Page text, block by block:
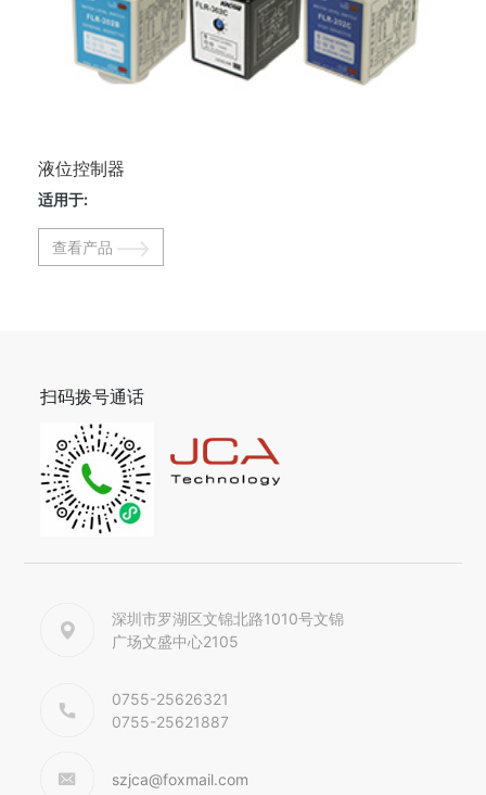
液位控制器
适用于:
查看产品
扫码拨号通话
深圳市罗湖区文锦北路1010号文锦
广场文盛中心2105
0755-25626321
0755-25621887
szjca@foxmail.com